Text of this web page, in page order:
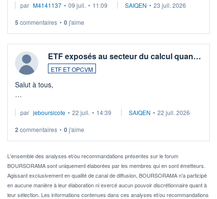
par M4141137 • 09 juil. • 11:09 SAIQEN • 23 juil. 2026
5 commentaires • 0j'aime
ETF exposés au secteur du calcul quan…
ETF ET OPCVM
Salut à tous,
via un ETF plutôt que des actions individuelles.
Idéalement, je voudrais qu'il soit éligible au PEA.
Pour l' ...
par jeboursicote • 22 juil. • 14:39 SAIQEN • 22 juil. 2026
2 commentaires • 0j'aime
L'ensemble des analyses et/ou recommandations présentes sur le forum
BOURSORAMA sont uniquement élaborées par les membres qui en sont émetteurs.
Agissant exclusivement en qualité de canal de diffusion, BOURSORAMA n'a participé
en aucune manière à leur élaboration ni exercé aucun pouvoir discrétionnaire quant à
leur sélection. Les informations contenues dans ces analyses et/ou recommandations